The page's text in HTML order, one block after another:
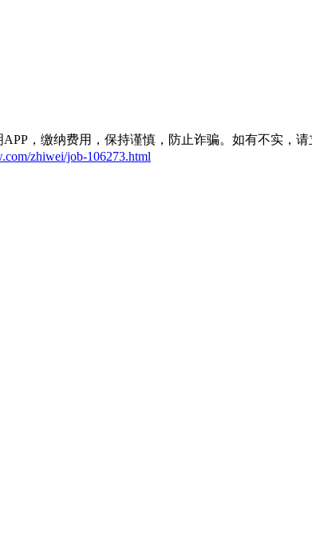
APP，缴纳费用，保持谨慎，防止诈骗。如有不实，
zhiwei/job-106273.html